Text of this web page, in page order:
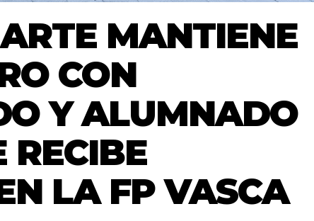
MANTIENE
CON
Y ALUMNADO
RECIBE
LA FP VASCA